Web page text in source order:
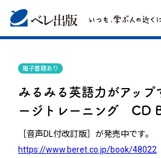
電子書籍あり
みるみる英語力がアップ
ージトレーニング CD
［音声DL付改訂版］が発売中です。
https://www.beret.co.jp/book/48022